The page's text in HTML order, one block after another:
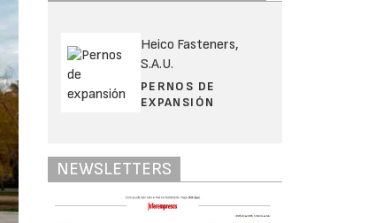
Heico Fasteners,
S.A.U.
PERNOS DE
EXPANSIÓN
NEWSLETTERS